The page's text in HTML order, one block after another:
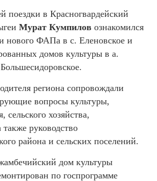
поездки в Красногвардейский
Мурат Кумпилов ознакомился
нового ФАПа в с. Еленовское и
домов культуры в а.
региона сопровождали
вопросы культуры,
сельского хозяйства,
также руководство
района и сельских поселений.
дом культуры
по госпрограмме